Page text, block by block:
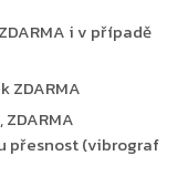
i v případě
ZDARMA
přesnost (vibrograf